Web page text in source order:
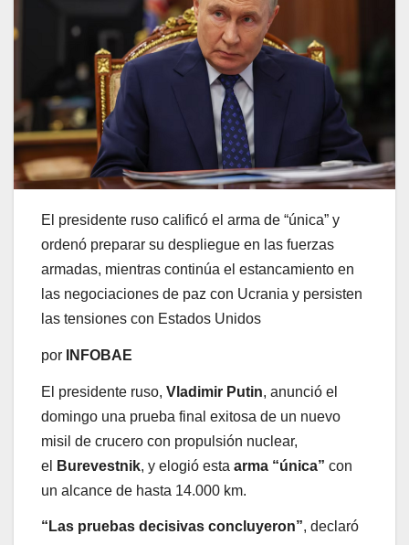
El presidente ruso calificó el arma de “única” y
ordenó preparar su despliegue en las fuerzas
armadas, mientras continúa el estancamiento en
las negociaciones de paz con Ucrania y persisten
las tensiones con Estados Unidos
por INFOBAE
El presidente ruso, Vladimir Putin, anunció el
domingo una prueba final exitosa de un nuevo
misil de crucero con propulsión nuclear,
el
Burevestnik, y elogió esta arma “única” con
un alcance de hasta 14.000 km.
“Las pruebas decisivas concluyeron”, declaró